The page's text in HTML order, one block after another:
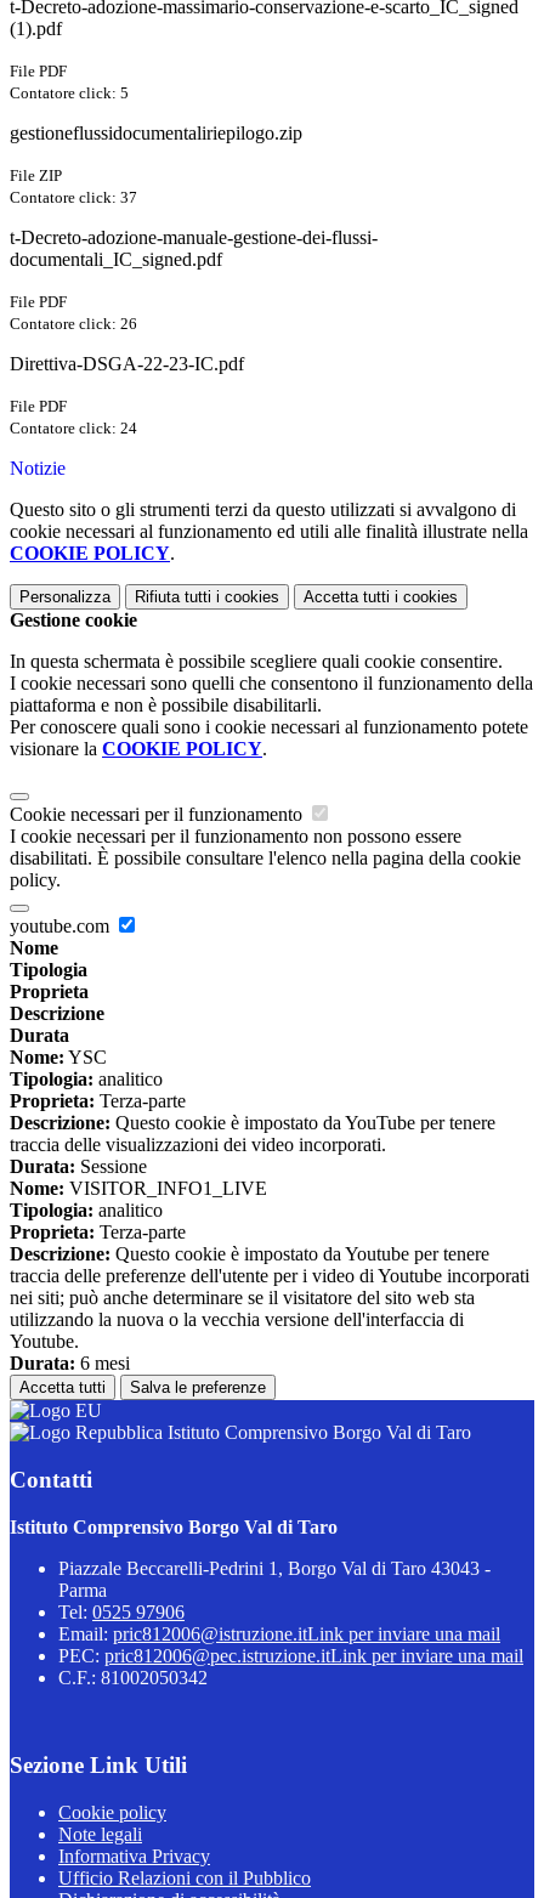
t-Decreto-adozione-massimario-conservazione-e-scarto_IC_signed
(1).pdf
File PDF
Contatore click: 5
gestioneflussidocumentaliriepilogo.zip
File ZIP
Contatore click: 37
t-Decreto-adozione-manuale-gestione-dei-flussi-
documentali_IC_signed.pdf
File PDF
Contatore click: 26
Direttiva-DSGA-22-23-IC.pdf
File PDF
Contatore click: 24
Notizie
Questo sito o gli strumenti terzi da questo utilizzati si avvalgono di
cookie necessari al funzionamento ed utili alle finalità illustrate nella
COOKIE POLICY.
Personalizza Rifiuta tutti i cookies Accetta tutti i cookies
Gestione cookie
In questa schermata è possibile scegliere quali cookie consentire.
I cookie necessari sono quelli che consentono il funzionamento della
piattaforma e non è possibile disabilitarli.
Per conoscere quali sono i cookie necessari al funzionamento potete
visionare la COOKIE POLICY.
Cookie necessari per il funzionamento
I cookie necessari per il funzionamento non possono essere
disabilitati. È possibile consultare l'elenco nella pagina della cookie
policy.
youtube.com
Nome
Tipologia
Proprieta
Descrizione
Durata
Nome: YSC
Tipologia: analitico
Proprieta: Terza-parte
Descrizione: Questo cookie è impostato da YouTube per tenere
traccia delle visualizzazioni dei video incorporati.
Durata: Sessione
Nome: VISITOR_INFO1_LIVE
Tipologia: analitico
Proprieta: Terza-parte
Descrizione: Questo cookie è impostato da Youtube per tenere
traccia delle preferenze dell'utente per i video di Youtube incorporati
nei siti; può anche determinare se il visitatore del sito web sta
utilizzando la nuova o la vecchia versione dell'interfaccia di
Youtube.
Durata: 6 mesi
Accetta tutti Salva le preferenze
Istituto Comprensivo Borgo Val di Taro
Contatti
Istituto Comprensivo Borgo Val di Taro
Piazzale Beccarelli-Pedrini 1, Borgo Val di Taro 43043 -
Parma
Tel: 0525 97906
Email: pric812006@istruzione.itLink per inviare una mail
PEC: pric812006@pec.istruzione.itLink per inviare una mail
C.F.: 81002050342
Sezione Link Utili
Cookie policy
Note legali
Informativa Privacy
Ufficio Relazioni con il Pubblico